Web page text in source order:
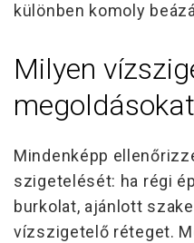
különben komoly
Milyen
Mindenképp
szigetelését: ha régi
burkolat, ajánlott
vízszigetelő réteget.